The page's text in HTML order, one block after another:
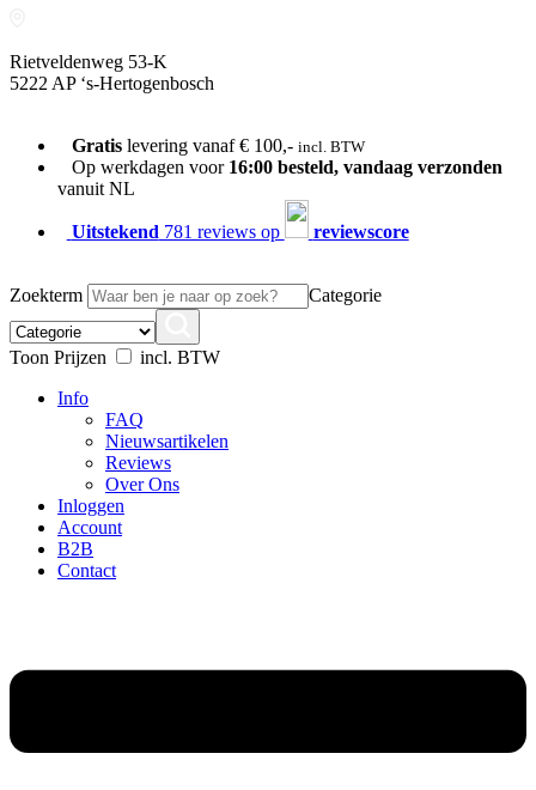
Rietveldenweg 53-K
5222 AP ‘s-Hertogenbosch
Gratislevering vanaf € 100,- incl. BTW
Op werkdagen voor 16:00 besteld, vandaag verzonden
vanuit NL
Uitstekend 781 reviews op reviewscore
Zoekterm Categorie
Toon Prijzen
incl. BTW
Info
FAQ
Nieuwsartikelen
Reviews
Over Ons
Inloggen
Account
B2B
Contact